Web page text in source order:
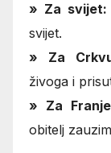
» Za
svijet.
» Za
živoga i
» Za
obitelj